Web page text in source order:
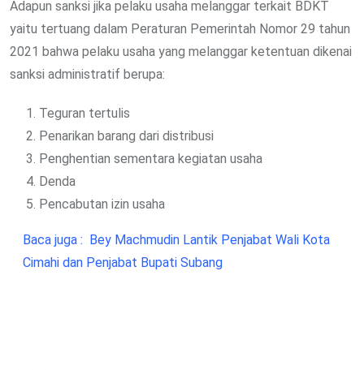
Adapun sanksi jika pelaku usaha melanggar terkait BDKT
yaitu tertuang dalam Peraturan Pemerintah Nomor 29 tahun
2021 bahwa pelaku usaha yang melanggar ketentuan dikenai
sanksi administratif berupa:
Teguran tertulis
Penarikan barang dari distribusi
Penghentian sementara kegiatan usaha
Denda
Pencabutan izin usaha
Baca juga : Bey Machmudin Lantik Penjabat Wali Kota
Cimahi dan Penjabat Bupati Subang